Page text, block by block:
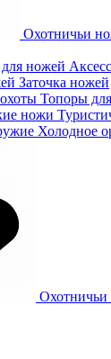
Охотничьи
Заточка ножей
Топоры
Холодное
Охотничьи